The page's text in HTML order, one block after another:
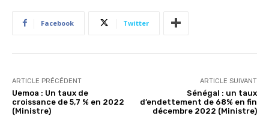
Facebook Twitter
ARTICLE PRÉCÉDENT
Uemoa : Un taux de
croissance de 5,7 % en 2022
(Ministre)
ARTICLE SUIVANT
Sénégal : un taux
d’endettement de 68% en fin
décembre 2022 (Ministre)